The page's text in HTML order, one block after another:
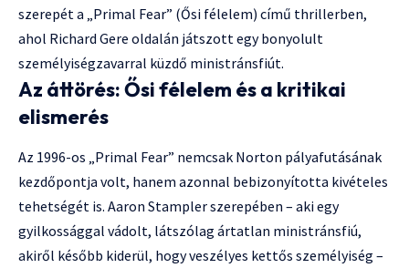
szerepét a „Primal Fear” (Ősi félelem) című thrillerben,
ahol Richard Gere oldalán játszott egy bonyolult
személyiségzavarral küzdő ministránsfiút.
Az áttörés: Ősi félelem és a kritikai
elismerés
Az 1996-os „Primal Fear” nemcsak Norton pályafutásának
kezdőpontja volt, hanem azonnal bebizonyította kivételes
tehetségét is. Aaron Stampler szerepében – aki egy
gyilkossággal vádolt, látszólag ártatlan ministránsfiú,
akiről később kiderül, hogy veszélyes kettős személyiség –